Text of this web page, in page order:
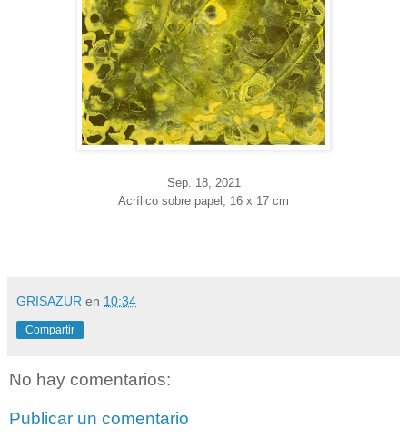
Sep. 18, 2021
Acrílico sobre papel, 16 x 17 cm
GRISAZUR en 10:34
Compartir
No hay comentarios:
Publicar un comentario